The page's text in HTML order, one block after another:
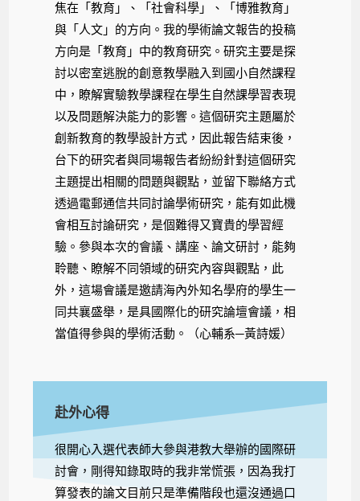
焦在「教育」、「社會科學」、「博雅教育」
與「人文」的方向。我的學術論文報告的投稿
方向是「教育」中的教育研究。研究主要是探
討以密室逃脫的創意教學融入到國小自然課程
中，瞭解實驗教學課程在學生自然課學習表現
以及問題解決能力的影響。這個研究主題屬於
創新教育的教學設計方式，因此報告結束後，
台下的研究者與同場報告者紛紛針對這個研究
主題提出相關的問題與觀點，並留下聯絡方式
透過電郵通信共同討論學術研究，能有如此機
會相互討論研究，是個難得又寶貴的學習經
驗。參與本次的會議、講座、論文研討，能夠
聆聽、瞭解不同領域的研究內容與觀點，此
外，這場會議是邀請海內外知名學府的學生一
同共襄盛舉，是具國際化的研究論壇會議，相
當值得參與的學術活動。（心輔系─黃詩媛）
赴外心得
很開心入選代表師大參與港教大舉辦的國際研
討會，剛得知錄取時的我非常慌張，因為我打
算發表的論文目前只是準備階段也還沒通過口